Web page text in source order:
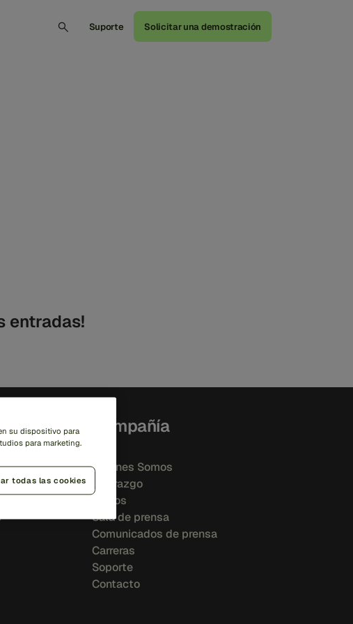
Suporte Solicitar una demostración
entradas!
Compañía
Quiénes Somos
Liderazgo
Socios
Sala de prensa
Comunicados de prensa
Carreras
Soporte
Contacto
su dispositivo para
para marketing.
todas las cookies